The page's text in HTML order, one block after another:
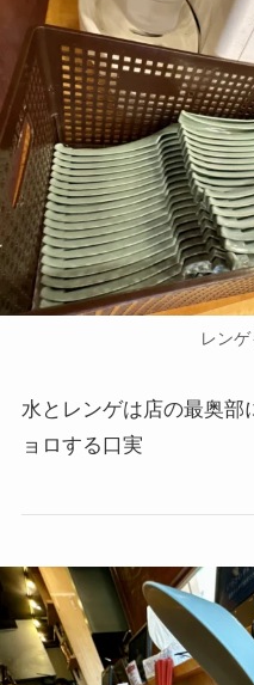
レン
水とレンゲは店の最奥部
ョロする口実